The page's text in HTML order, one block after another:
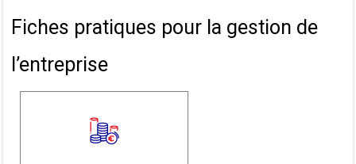
Fiches pratiques pour la gestion de
l’entreprise